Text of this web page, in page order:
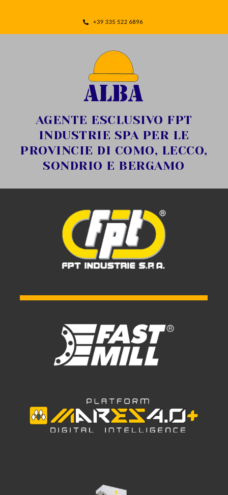
AGENTE ESCLUSIVO FPT
INDUSTRIE SPA PER LE
PROVINCIE DI COMO, LECCO,
SONDRIO E BERGAMO